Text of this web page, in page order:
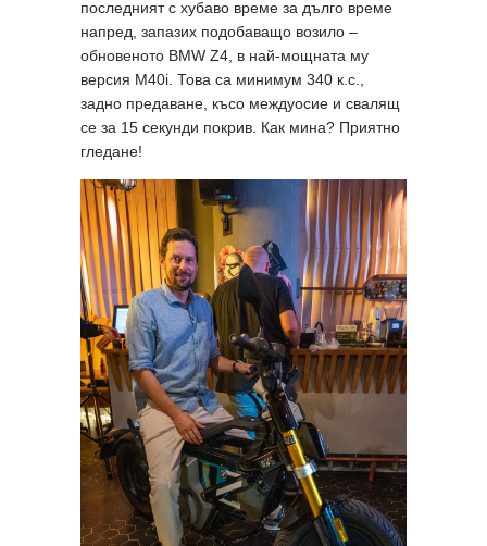
последният с хубаво време за дълго време
напред, запазих подобаващо возило –
обновеното BMW Z4, в най-мощната му
версия М40i. Това са минимум 340 к.с.,
задно предаване, късо междуосие и свалящ
се за 15 секунди покрив. Как мина? Приятно
гледане!